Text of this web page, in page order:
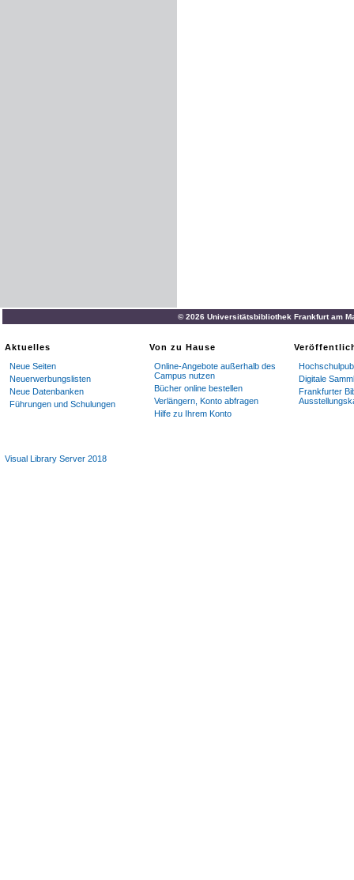
© 2026 Universitätsbibliothek Frankfurt am
Aktuelles
Neue Seiten
Neuerwerbungslisten
Neue Datenbanken
Führungen und Schulungen
Von zu Hause
Online-Angebote außerhalb des
Campus nutzen
Bücher online bestellen
Verlängern, Konto abfragen
Hilfe zu Ihrem Konto
Digitale
Frankfurter
Visual Library Server 2018